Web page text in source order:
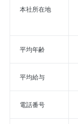
本社所在地
平均年齢
平均給与
電話番号